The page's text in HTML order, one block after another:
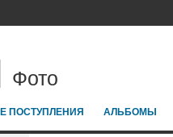
Фото
ПОСТУПЛЕНИЯ АЛЬБОМЫ